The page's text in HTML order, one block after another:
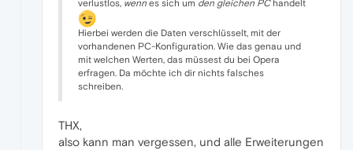
verlustlos, wenn es sich um den gleichen PChandelt
Hierbei werden die Daten verschlüsselt, mit der
vorhandenen PC-Konfiguration. Wie das genau und
mit welchen Werten, das müssest du bei Opera
erfragen. Da möchte ich dir nichts falsches
schreiben.
THX,
also kann man vergessen, und alle Erweiterungen